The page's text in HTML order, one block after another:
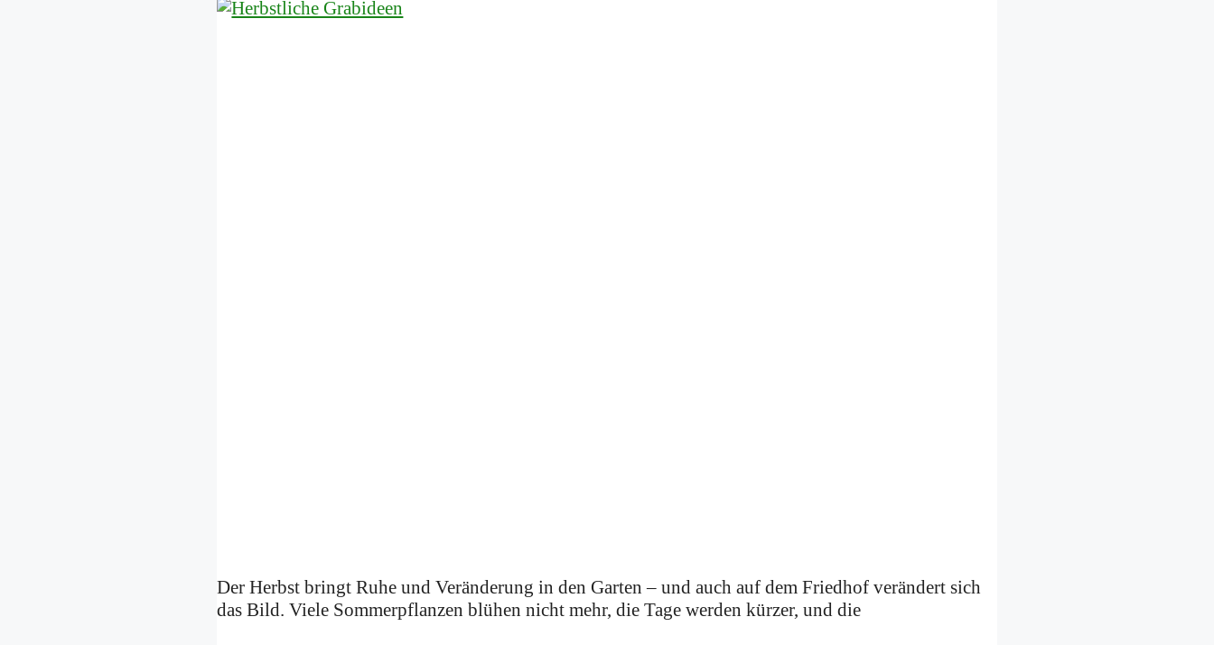
Der Herbst bringt Ruhe und Veränderung in den Garten – und auch auf dem Friedhof verändert sich
das Bild. Viele Sommerpflanzen blühen nicht mehr, die Tage werden kürzer, und die